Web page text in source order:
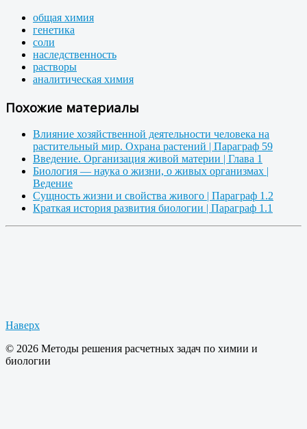
общая химия
генетика
соли
наследственность
растворы
аналитическая химия
Похожие материалы
Влияние хозяйственной деятельности человека на
растительный мир. Охрана растений | Параграф 59
Введение. Организация живой материи | Глава 1
Биология — наука о жизни, о живых организмах |
Ведение
Сущность жизни и свойства живого | Параграф 1.2
Краткая история развития биологии | Параграф 1.1
Наверх
© 2026 Методы решения расчетных задач по химии и
биологии